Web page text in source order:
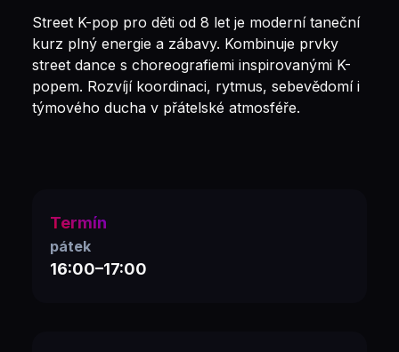
Street K-pop pro děti od 8 let je moderní taneční
kurz plný energie a zábavy. Kombinuje prvky
street dance s choreografiemi inspirovanými K-
popem. Rozvíjí koordinaci, rytmus, sebevědomí i
týmového ducha v přátelské atmosféře.
Termín
pátek
16:00–17:00